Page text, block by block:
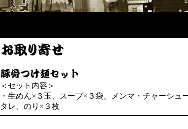
＜セット内容＞
・生めん×３玉、スープ×３袋、メンマ・チャーシュ
タレ、のり×３枚